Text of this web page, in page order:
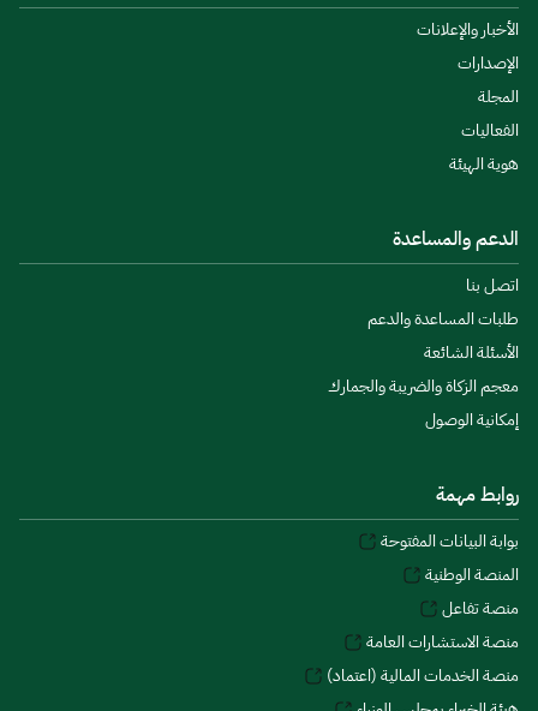
الأخبار والإعلانات
الإصدارات
المجلة
الفعاليات
هوية الهيئة
الدعم والمساعدة
اتصل بنا
طلبات المساعدة والدعم
الأسئلة الشائعة
معجم الزكاة والضريبة والجمارك
إمكانية الوصول
روابط مهمة
بوابة البيانات المفتوحة
المنصة الوطنية
منصة تفاعل
منصة الاستشارات العامة
منصة الخدمات المالية (اعتماد)